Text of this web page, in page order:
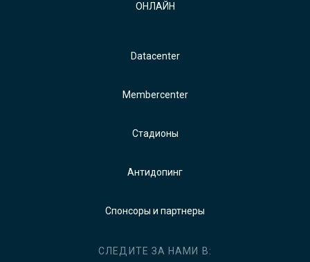
ОНЛАЙН
Datacenter
Membercenter
Стадионы
Антидопинг
Спонсоры и партнеры
СЛЕДИТЕ ЗА НАМИ В: